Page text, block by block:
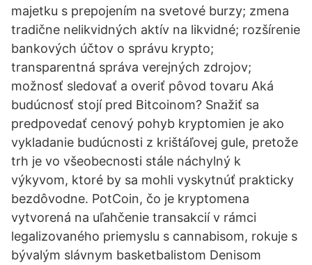
majetku s prepojením na svetové burzy; zmena
tradične nelikvidných aktív na likvidné; rozšírenie
bankových účtov o správu krypto;
transparentná správa verejných zdrojov;
možnosť sledovať a overiť pôvod tovaru Aká
budúcnosť stojí pred Bitcoinom? Snažiť sa
predpovedať cenový pohyb kryptomien je ako
vykladanie budúcnosti z krištáľovej gule, pretože
trh je vo všeobecnosti stále náchylný k
výkyvom, ktoré by sa mohli vyskytnúť prakticky
bezdôvodne. PotCoin, čo je kryptomena
vytvorená na uľahčenie transakcií v rámci
legalizovaného priemyslu s cannabisom, rokuje s
bývalým slávnym basketbalistom Denisom